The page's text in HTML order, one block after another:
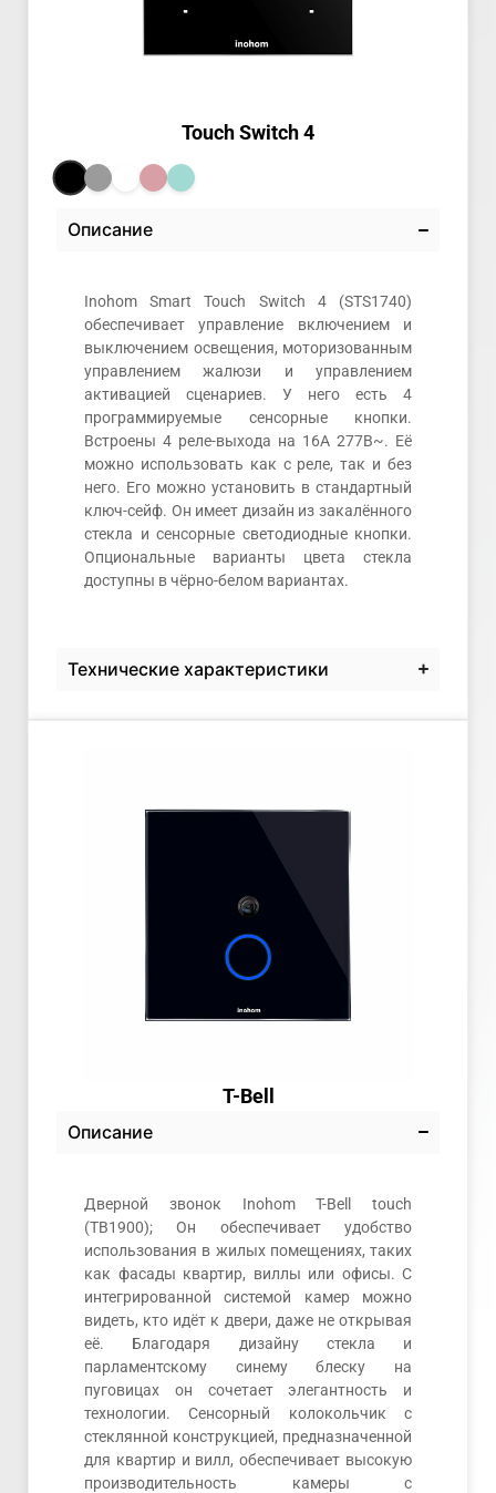
Touch Switch 4
Описание
Inohom Smart Touch Switch 4 (STS1740)
обеспечивает управление включением и
выключением освещения, моторизованным
управлением жалюзи и управлением
активацией сценариев. У него есть 4
программируемые сенсорные кнопки.
Встроены 4 реле-выхода на 16А 277В~. Её
можно использовать как с реле, так и без
него. Его можно установить в стандартный
ключ-сейф. Он имеет дизайн из закалённого
стекла и сенсорные светодиодные кнопки.
Опциональные варианты цвета стекла
доступны в чёрно-белом вариантах.
Технические характеристики
T-Bell
Описание
Дверной звонок Inohom T-Bell touch
(TB1900); Он обеспечивает удобство
использования в жилых помещениях, таких
как фасады квартир, виллы или офисы. С
интегрированной системой камер можно
видеть, кто идёт к двери, даже не открывая
её. Благодаря дизайну стекла и
парламентскому синему блеску на
пуговицах он сочетает элегантность и
технологии. Сенсорный колокольчик с
стеклянной конструкцией, предназначенной
для квартир и вилл, обеспечивает высокую
производительность камеры с